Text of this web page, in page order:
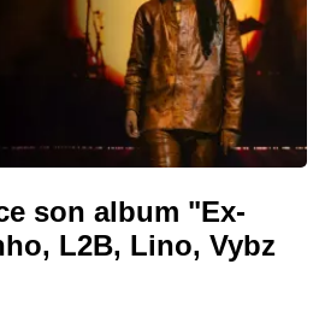
son album "Ex-
L2B, Lino, Vybz